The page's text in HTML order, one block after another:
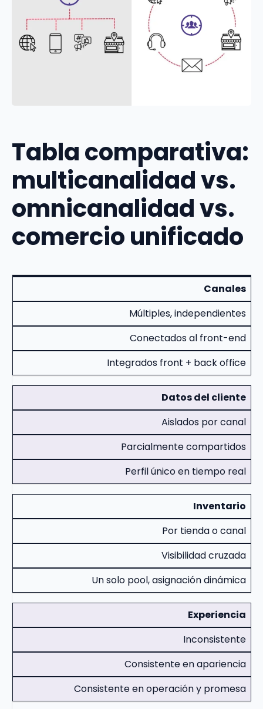
Tabla comparativa:
multicanalidad vs.
omnicanalidad vs.
comercio unificado
Canales
Múltiples, independientes
Conectados al front-end
Integrados front + back office
Datos del cliente
Aislados por canal
Parcialmente compartidos
Perfil único en tiempo real
Inventario
Por tienda o canal
Visibilidad cruzada
Un solo pool, asignación dinámica
Experiencia
Inconsistente
Consistente en apariencia
Consistente en operación y promesa